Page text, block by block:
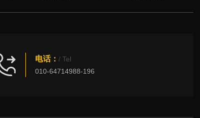
电话： / Tel
010-64714988-196